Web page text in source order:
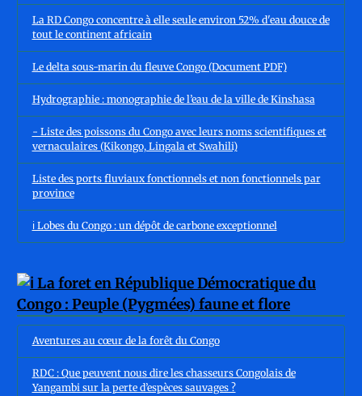
La RD Congo concentre à elle seule environ 52% d'eau douce de
tout le continent africain
Le delta sous-marin du fleuve Congo (Document PDF)
Hydrographie : monographie de l’eau de la ville de Kinshasa
- Liste des poissons du Congo avec leurs noms scientifiques et
vernaculaires (Kikongo, Lingala et Swahili)
Liste des ports fluviaux fonctionnels et non fonctionnels par
province
ℹ️ Lobes du Congo : un dépôt de carbone exceptionnel
Aventures au cœur de la forêt du Congo
RDC : Que peuvent nous dire les chasseurs Congolais de
Yangambi sur la perte d’espèces sauvages ?